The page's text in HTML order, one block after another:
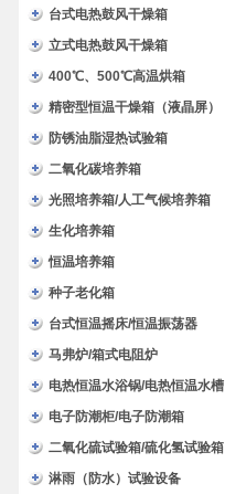
台式电热鼓风干燥箱
立式电热鼓风干燥箱
400℃、500℃高温烘箱
精密型恒温干燥箱（液晶屏）
防锈油脂湿热试验箱
二氧化碳培养箱
光照培养箱/人工气候培养箱
生化培养箱
恒温培养箱
种子老化箱
台式恒温摇床/恒温振荡器
马弗炉/箱式电阻炉
电热恒温水浴锅/电热恒温水槽
电子防潮柜/电子防潮箱
二氧化硫试验箱/硫化氢试验箱
淋雨（防水）试验设备